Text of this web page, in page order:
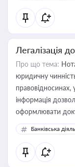
Легалізація
Про що тема:
юридичну
інформація
оформлювати
забезпечувати
контрагентами
Банківська